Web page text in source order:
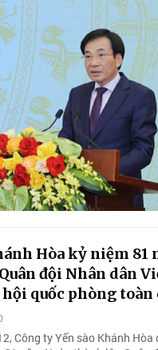
Hòa kỷ niệm 81
đội Nhân dân
quốc phòng toàn
Công ty Yến sào Khánh